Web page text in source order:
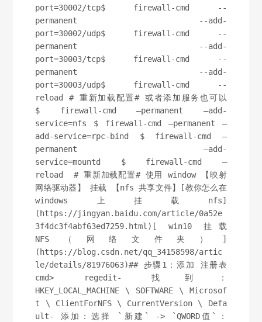
port=30002/tcp$ firewall-cmd --
permanent --add-
port=30002/udp$ firewall-cmd --
permanent --add-
port=30003/tcp$ firewall-cmd --
permanent --add-
port=30003/udp$ firewall-cmd --
reload # 重新加载配置# 或者添加服务也可以
$ firewall-cmd –permanent –add-
service=nfs $ firewall-cmd –permanent –
add-service=rpc-bind $ firewall-cmd –
permanent –add-
service=mountd $ firewall-cmd –
reload  # 重新加载配置# 使用 window 【映射
网络驱动器】 挂载 【nfs 共享文件】[教你怎么在
windows上挂载nfs]
(https://jingyan.baidu.com/article/0a52e
3f4dc3f4abf63ed7259.html)[ win10 挂载
NFS（网络文件夹）]
(https://blog.csdn.net/qq_34158598/artic
le/details/81976063)## 步骤1：添加 注册表
cmd> regedit- 找到：
HKEY_LOCAL_MACHINE \ SOFTWARE \ Microsof
t \ ClientForNFS \ CurrentVersion \ Defa
ult- 添加：选择 `新建` -> `QWORD值`：